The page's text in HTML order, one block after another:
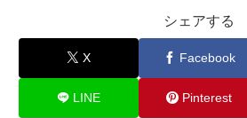
シェアする
X Facebook
LINE Pinterest